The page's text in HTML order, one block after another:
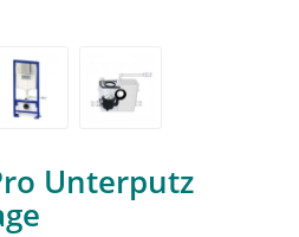
Unterputz